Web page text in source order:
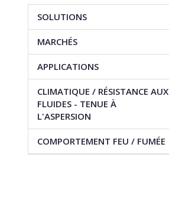
SOLUTIONS
MARCHÉS
APPLICATIONS
CLIMATIQUE / RÉSISTANCE AUX
FLUIDES - TENUE À
L'ASPERSION
COMPORTEMENT FEU / FUMÉE